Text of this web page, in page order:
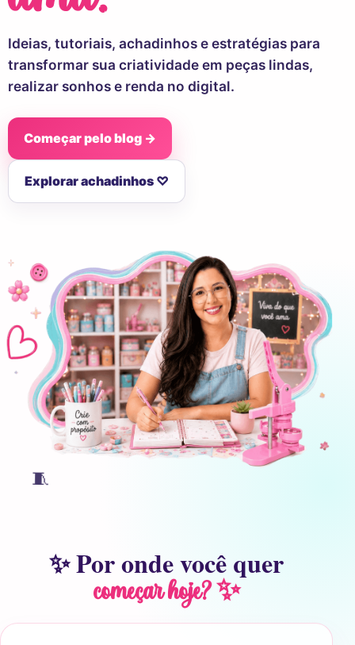
🧵
Ideias, tutoriais, achadinhos e estratégias para
transformar sua criatividade em peças lindas,
realizar sonhos e renda no digital.
Começar pelo blog →
Explorar achadinhos ♡
✨ Por onde você quer
começar hoje? ✨